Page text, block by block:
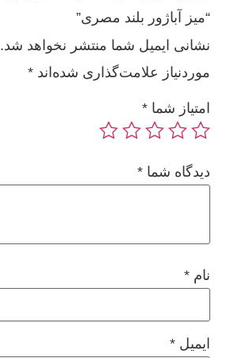
“میز آباژور بلند مصری”
نشانی ایمیل شما منتشر نخواهد شد.
موردنیاز علامت‌گذاری شده‌اند *
امتیاز شما *
دیدگاه شما *
نام *
ایمیل *